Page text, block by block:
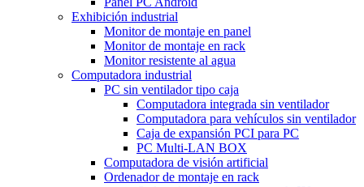
Exhibición industrial
Monitor de montaje en panel
Monitor de montaje en rack
Monitor resistente al agua
Computadora industrial
PC sin ventilador tipo caja
Computadora integrada sin ventilador
Computadora para vehículos sin ventilador
Caja de expansión PCI para PC
PC Multi-LAN BOX
Computadora de visión artificial
Ordenador de montaje en rack